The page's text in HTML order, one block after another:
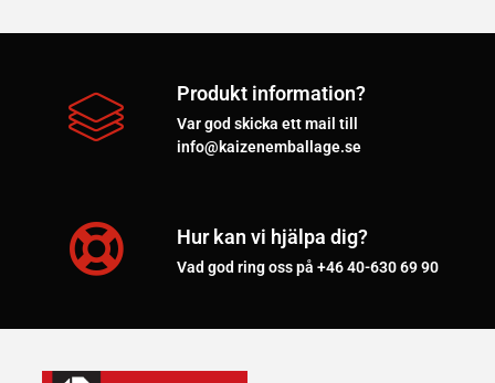
Produkt information?
Var god skicka ett mail till
info@kaizenemballage.se
Hur kan vi hjälpa dig?
Vad god ring oss på +46 40-630 69 90